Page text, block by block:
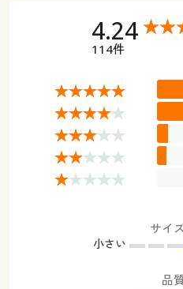
ご利用ガイド
よくある質問とお問い合わせ
ご利用ガイド
よくある質問とお問い合わせ
4.24
114件
サイ
小さい
品